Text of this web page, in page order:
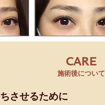
CARE
施術後について
させるために